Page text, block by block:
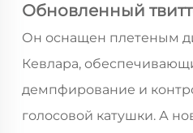
Обновленный
Он оснащен плетеным
Кевлара,
демпфирование и
голосовой катушки. А